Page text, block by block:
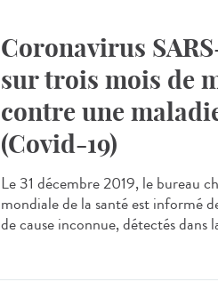
Coronavirus
sur trois mois de
contre une
(Covid-19)
Le 31 décembre 2019, le bureau
mondiale de la santé est informé
de cause inconnue, détectés dans